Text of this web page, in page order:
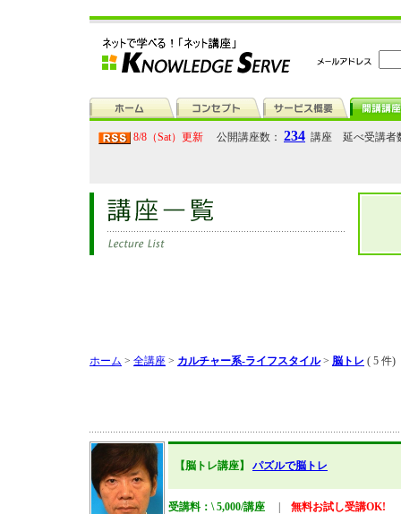
8/8（Sat）更新 公開講座数： 234 講座 延べ受講者
ホーム > 全講座 > カルチャー系-ライフスタイル> 脳トレ ( 5 件)
【脳トレ講座】 パズルで脳トレ
受講料：\ 5,000/講座
無料お試し受講OK!